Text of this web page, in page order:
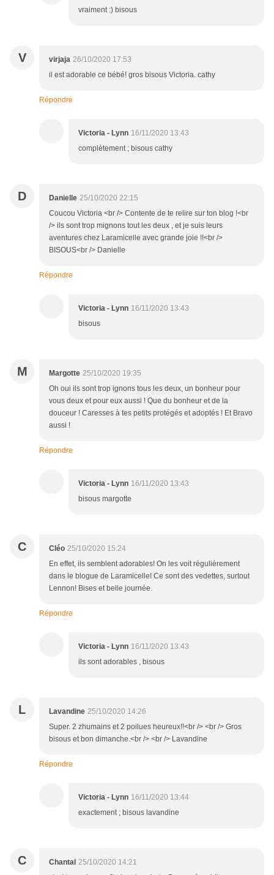
vraiment :) bisous
V virjaja 26/10/2020 17:53
il est adorable ce bébé! gros bisous Victoria. cathy
Répondre
Victoria - Lynn 16/11/2020 13:43
complètement ; bisous cathy
D Danielle 25/10/2020 22:15
Coucou Victoria <br /> Contente de te relire sur ton blog !<br
/> ils sont trop mignons tout les deux , et je suis leurs
aventures chez Laramicelle avec grande joie !!<br />
BISOUS<br /> Danielle
Répondre
Victoria - Lynn 16/11/2020 13:43
bisous
M Margotte 25/10/2020 19:35
Oh oui ils sont trop ignons tous les deux, un bonheur pour
vous deux et pour eux aussi ! Que du bonheur et de la
douceur ! Caresses à tes petits protégés et adoptés ! Et Bravo
aussi !
Répondre
Victoria - Lynn 16/11/2020 13:43
bisous margotte
C Cléo 25/10/2020 15:24
En effet, ils semblent adorables! On les voit régulièrement
dans le blogue de Laramicelle! Ce sont des vedettes, surtout
Lennon! Bises et belle journée.
Répondre
Victoria - Lynn 16/11/2020 13:43
ils sont adorables , bisous
L Lavandine 25/10/2020 14:26
Super. 2 zhumains et 2 poilues heureux!!<br /> <br /> Gros
bisous et bon dimanche.<br /> <br /> Lavandine
Répondre
Victoria - Lynn 16/11/2020 13:44
exactement ; bisous lavandine
C Chantal 25/10/2020 14:21